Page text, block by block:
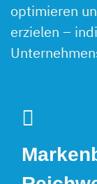
optimieren
erzielen –